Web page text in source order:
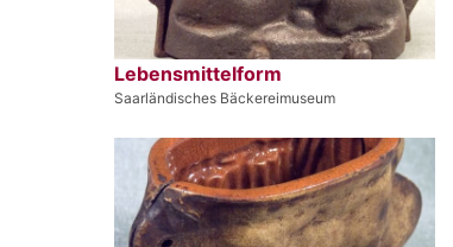
Lebensmittelform
Saarländisches Bäckereimuseum